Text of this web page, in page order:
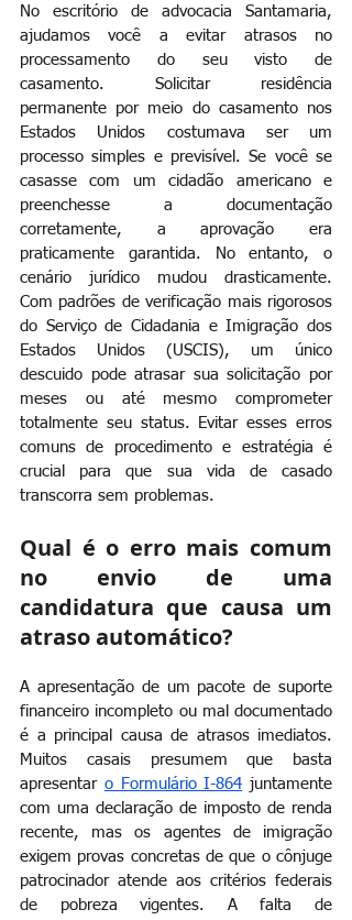
No escritório de advocacia Santamaria,
ajudamos você a evitar atrasos no
processamento do seu visto de
casamento. Solicitar residência
permanente por meio do casamento nos
Estados Unidos costumava ser um
processo simples e previsível. Se você se
casasse com um cidadão americano e
preenchesse a documentação
corretamente, a aprovação era
praticamente garantida. No entanto, o
cenário jurídico mudou drasticamente.
Com padrões de verificação mais rigorosos
do Serviço de Cidadania e Imigração dos
Estados Unidos (USCIS), um único
descuido pode atrasar sua solicitação por
meses ou até mesmo comprometer
totalmente seu status. Evitar esses erros
comuns de procedimento e estratégia é
crucial para que sua vida de casado
transcorra sem problemas.
Qual é o erro mais comum
no envio de uma
candidatura que causa um
atraso automático?
A apresentação de um pacote de suporte
financeiro incompleto ou mal documentado
é a principal causa de atrasos imediatos.
Muitos casais presumem que basta
apresentar o Formulário I-864 juntamente
com uma declaração de imposto de renda
recente, mas os agentes de imigração
exigem provas concretas de que o cônjuge
patrocinador atende aos critérios federais
de pobreza vigentes. A falta de